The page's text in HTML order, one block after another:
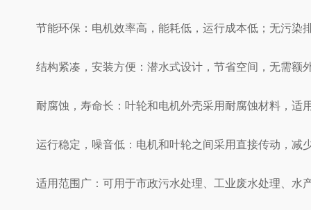
节能环保：电机效率高，能耗低，运行成本低；无污染
结构紧凑，安装方便：潜水式设计，节省空间，无需额
耐腐蚀，寿命长：叶轮和电机外壳采用耐腐蚀材料，适
运行稳定，噪音低：电机和叶轮之间采用直接传动，减
适用范围广：可用于市政污水处理、工业废水处理、水